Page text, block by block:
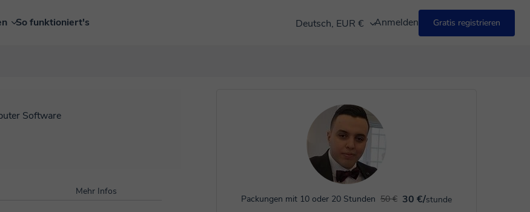
So funktioniert's Deutsch, EUR € Anmelden Gratis registrieren
Packungen mit 10 oder 20 Stunden 30 €/stunde
50 €
Software
Mehr Infos